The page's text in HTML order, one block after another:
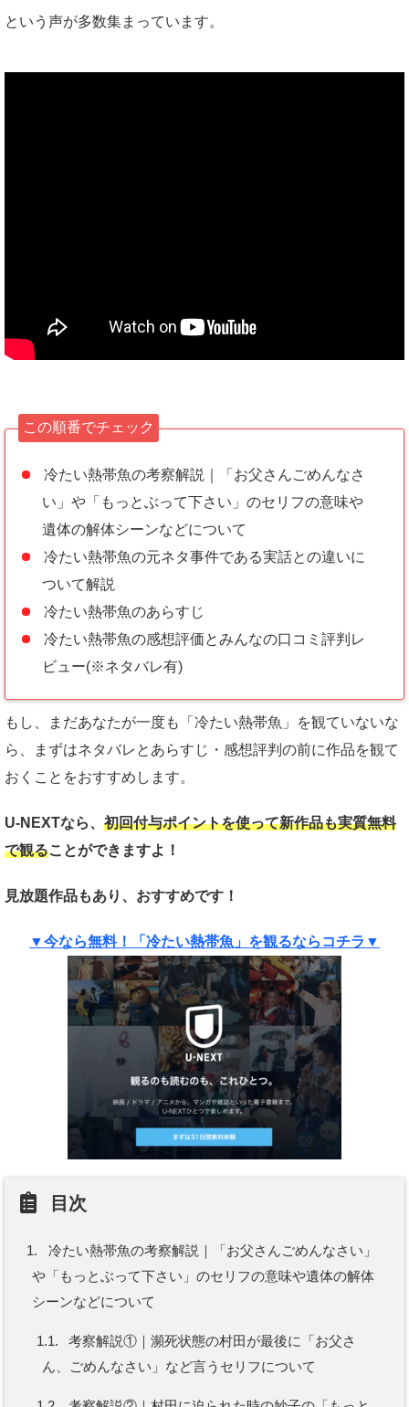
という声が多数集まっています。
この順番でチェック
冷たい熱帯魚の考察解説｜「お父さんごめんなさ
い」や「もっとぶって下さい」のセリフの意味や
遺体の解体シーンなどについて
冷たい熱帯魚の元ネタ事件である実話との違いに
ついて解説
冷たい熱帯魚のあらすじ
冷たい熱帯魚の感想評価とみんなの口コミ評判レ
ビュー(※ネタバレ有)
もし、まだあなたが一度も「冷たい熱帯魚」を観ていないな
ら、まずはネタバレとあらすじ・感想評判の前に作品を観て
おくことをおすすめします。
U-NEXTなら、 初回付与ポイントを使って新作品も実質無料
で観ることができますよ！
見放題作品もあり、おすすめです！
▼今なら無料！「冷たい熱帯魚」を観るならコチラ▼
目次
1.
冷たい熱帯魚の考察解説｜「お父さんごめんなさい」
や「もっとぶって下さい」のセリフの意味や遺体の解体
シーンなどについて
1.1.
考察解説①｜瀕死状態の村田が最後に「お父さ
ん、ごめんなさい」など言うセリフについて